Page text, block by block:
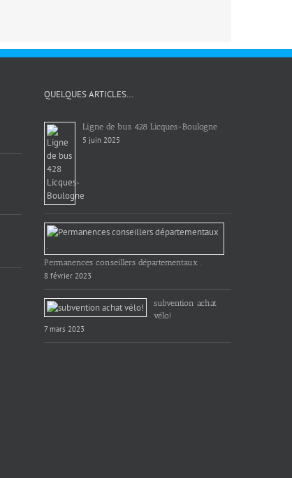
QUELQUES ARTICLES…
Ligne de bus 428 Licques-Boulogne
5 juin 2025
Permanences conseillers départementaux .
8 février 2023
subvention achat
vélo!
7 mars 2023